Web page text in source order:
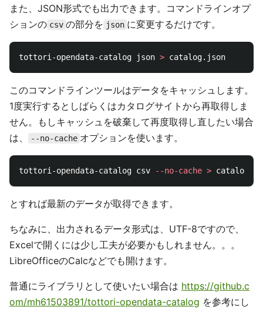
また、JSON形式でも出力できます。コマンドラインオプ
ションの csv の部分を json に変更するだけです。
tottori-opendata-catalog json >
このコマンドラインツールはデータをキャッシュします。
1度実行するとしばらくはカタログサイトから再取得しま
せん。もしキャッシュを破棄して再度取得し直したい場合
は、
--no-cache オプションを使います。
tottori-opendata-catalog csv --no-cache >
とすれば最新のデータが取得できます。
ちなみに、出力されるデータ形式は、UTF-8ですので、
Excelで開くには少し工夫が必要かもしれません。。。
LibreOfficeのCalcなどでも開けます。
普通にライブラリとして使いたい場合は https://github.c
om/mh61503891/tottori-opendata-catalog を参考にし